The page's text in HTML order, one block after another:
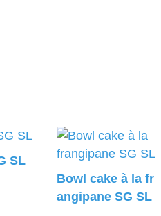
SL
Bowl cake à la fr
angipane SG SL